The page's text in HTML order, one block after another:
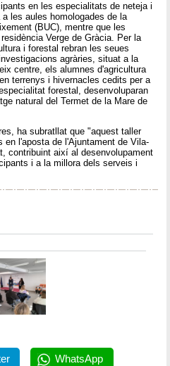
en les especialitats de neteja i
les aules homologades de la
(BUC), mentre que les
Verge de Gràcia. Per la
i forestal rebran les seues
agràries, situat a la
centre, els alumnes d'agricultura
terrenys i hivernacles cedits per a
forestal, desenvoluparan
natural del Termet de la Mare de
ha subratllat que "aquest taller
en l'aposta de l'Ajuntament de Vila-
contribuint així al desenvolupament
i a la millora dels serveis i
WhatsApp